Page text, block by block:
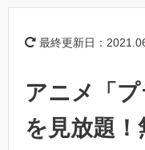
最終更新日：
アニメ「
を見放題